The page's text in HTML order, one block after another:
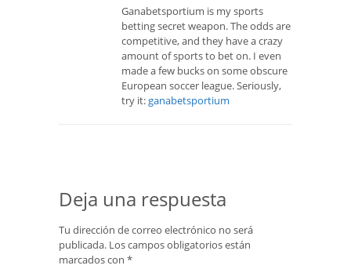
Ganabetsportium is my sports
betting secret weapon. The odds are
competitive, and they have a crazy
amount of sports to bet on. I even
made a few bucks on some obscure
European soccer league. Seriously,
try it:ganabetsportium
Deja una respuesta
Tu dirección de correo electrónico no será
publicada. Los campos obligatorios están
marcados con *